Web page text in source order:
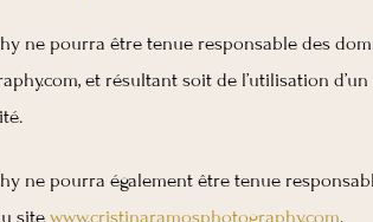
ne pourra être tenue responsable des
et résultant soit de l’utilisation
ne pourra également être tenue
site www.cristinaramosphotography.com.